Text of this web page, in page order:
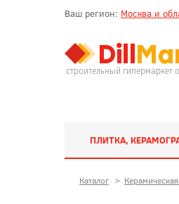
Ваш регион: Москва и
строительный гипермаркет
ПЛИТКА,
Каталог >